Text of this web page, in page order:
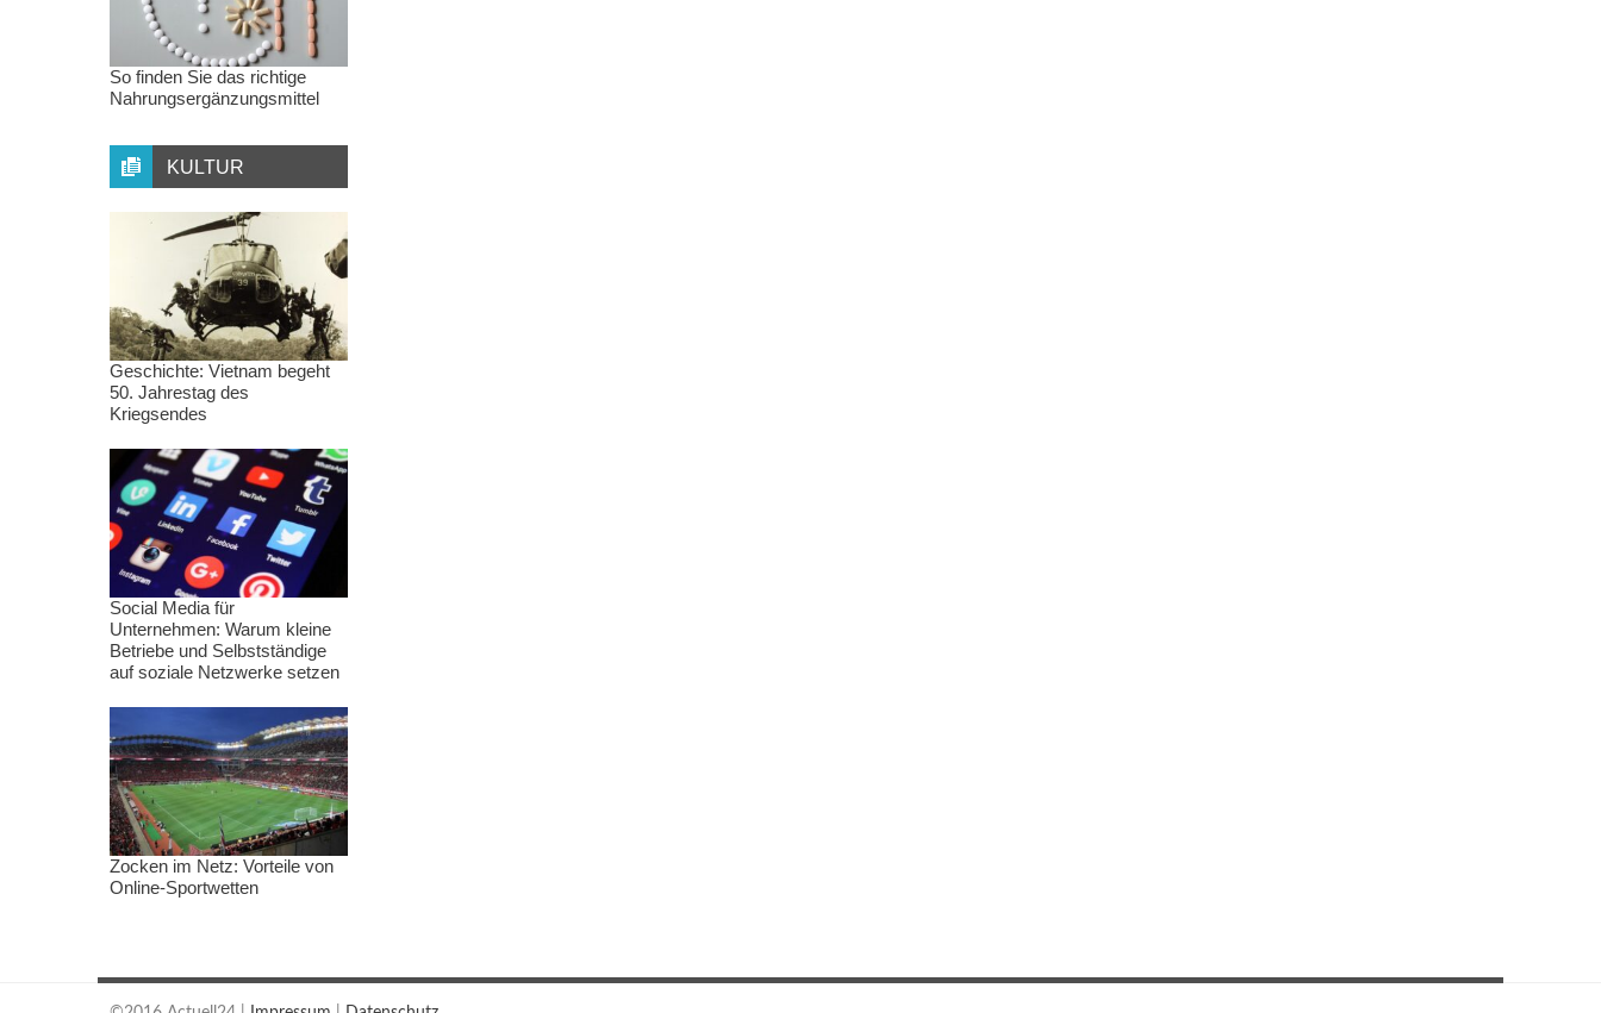
So finden Sie das richtige
Nahrungsergänzungsmittel
KULTUR
Geschichte: Vietnam begeht
50. Jahrestag des
Kriegsendes
Social Media für
Unternehmen: Warum kleine
Betriebe und Selbstständige
auf soziale Netzwerke setzen
Zocken im Netz: Vorteile von
Online-Sportwetten